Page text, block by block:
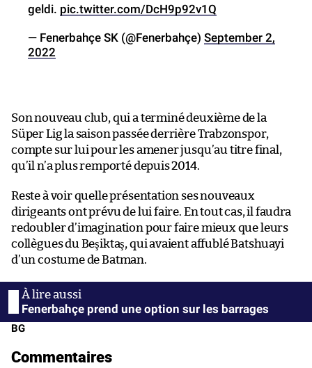
geldi. pic.twitter.com/DcH9p92v1Q
— Fenerbahçe SK (@Fenerbahçe) September 2,
2022
Son nouveau club, qui a terminé deuxième de la
Süper Lig la saison passée derrière Trabzonspor,
compte sur lui pour les amener jusqu’au titre final,
qu’il n’a plus remporté depuis 2014.
Reste à voir quelle présentation ses nouveaux
dirigeants ont prévu de lui faire. En tout cas, il faudra
redoubler d’imagination pour faire mieux que leurs
collègues du Beşiktaş, qui avaient affublé Batshuayi
d’un costume de Batman.
Fenerbahçe prend une option sur les barrages
BG
Commentaires